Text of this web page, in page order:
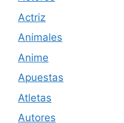
Actriz
Animales
Anime
Apuestas
Atletas
Autores